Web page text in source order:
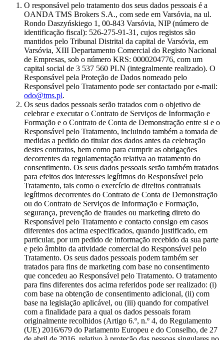
O responsável pelo tratamento dos seus dados pessoais é a
OANDA TMS Brokers S.A., com sede em Varsóvia, na ul.
Rondo Daszyńskiego 1, 00-843 Varsóvia, NIP (número de
identificação fiscal): 526-275-91-31, cujos registos são
mantidos pelo Tribunal Distrital da capital de Varsóvia, em
Varsóvia, XIII Departamento Comercial do Registo Nacional
de Empresas, sob o número KRS: 0000204776, com um
capital social de 3 537 560 PLN (integralmente realizado). O
Responsável pela Proteção de Dados nomeado pelo
Responsável pelo Tratamento pode ser contactado por e-mail:
odo@tms.pl.
Os seus dados pessoais serão tratados com o objetivo de
celebrar e executar o Contrato de Serviços de Informação e
Formação e o Contrato de Conta de Demonstração entre si e o
Responsável pelo Tratamento, incluindo também a tomada de
medidas a pedido do titular dos dados antes da celebração
destes contratos, bem como para cumprir as obrigações
decorrentes da regulamentação relativa ao tratamento do
consentimento. Os seus dados pessoais serão também tratados
para efeitos dos interesses legítimos do Responsável pelo
Tratamento, tais como o exercício de direitos contratuais
legítimos decorrentes do Contrato de Conta de Demonstração
ou do Contrato de Serviços de Informação e Formação,
segurança, prevenção de fraudes ou marketing direto do
Responsável pelo Tratamento e contacto consigo em casos
diferentes dos acima especificados, quando justificado, em
particular, por um pedido de informação recebido da sua parte
e pelo âmbito da atividade comercial do Responsável pelo
Tratamento. Os seus dados pessoais podem também ser
tratados para fins de marketing com base no consentimento
que concedeu ao Responsável pelo Tratamento. O tratamento
para fins diferentes dos acima referidos pode ser realizado: (i)
com base na obtenção de consentimento adicional, (ii) com
base na legislação aplicável, ou (iii) quando for compatível
com a finalidade para a qual os dados pessoais foram
originalmente recolhidos (Artigo 6.º, n.º 4, do Regulamento
(UE) 2016/679 do Parlamento Europeu e do Conselho, de 27